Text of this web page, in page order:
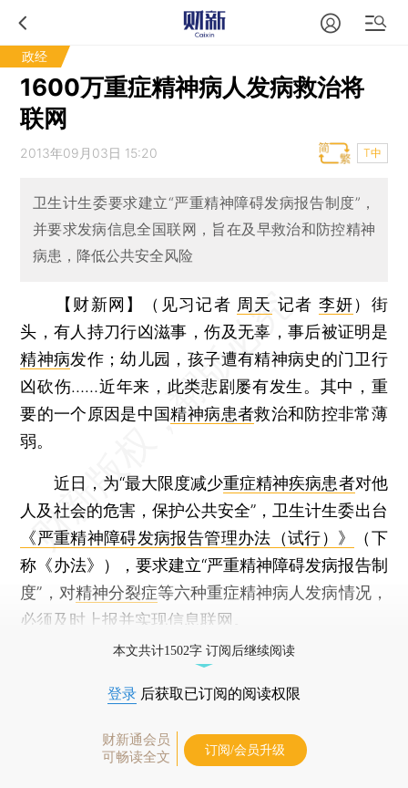
政经
1600万重症精神病人发病救治将
联网
2013年09月03日 15:20 T中
卫生计生委要求建立“严重精神障碍发病报告制度”，
并要求发病信息全国联网，旨在及早救治和防控精神
病患，降低公共安全风险
【财新网】（见习记者 周天 记者 李妍） 街
头，有人持刀行凶滋事，伤及无辜，事后被证明是
精神病发作；幼儿园，孩子遭有精神病史的门卫行
凶砍伤……近年来，此类悲剧屡有发生。其中，重
要的一个原因是中国精神病患者救治和防控非常薄
弱。
近日，为“最大限度减少重症精神疾病患者对他
人及社会的危害，保护公共安全”，卫生计生委出台
《严重精神障碍发病报告管理办法（试行）》
（下
称《办法》），要求建立“严重精神障碍发病报告制
度”，对精神分裂症等六种重症精神病人发病情况，
必须及时上报并实现信息联网。
本文共计1502字 订阅后继续阅读
登录 后获取已订阅的阅读权限
财新通会员
可畅读全文
订阅/会员升级